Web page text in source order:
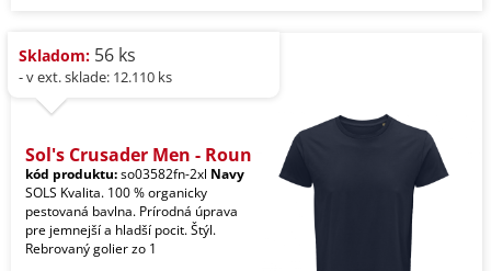
Skladom: 56 ks
- v ext. sklade: 12.110 ks
Sol's Crusader Men - Roun
kód produktu:so03582fn-2xl Navy
SOLS Kvalita. 100 % organicky
pestovaná bavlna. Prírodná úprava
pre jemnejší a hladší pocit. Štýl.
Rebrovaný golier zo 1